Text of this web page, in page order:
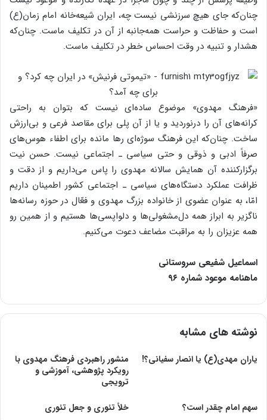
چنان‌که جای هیچ سرزنشی نیست چه، ایران شیعه‌خانه امام زمان(ع)
است و حفاظت و حراست همه‌جانبه از آن در تکلیف ماست. چنان‌که
هشدار و تنبیه در وقت احساس خطر در تکلیف ماست.
«فرهنگ مهدوی» موضوع ساده‌ای نیست که بتوان به راحتی
کرانه‌های آن را درنوردید و یا از آن پلی برای مقاصد فرعی و بی‌ارزش
ساخت. چنان‌که این فرهنگ سوژه‌ای رها مانده برای اطفاء هوس‌های
صرفاً ادبی و ذوقی و حتی سیاسی ـ اجتماعی نیست. حسن نیت
برگزارکننده آن همایش سالانه مهدوی را پاس می‌داریم و از دقت و
ظرافت عملکرد دستگاه‌های سیاسی ـ اجتماعی کشور اطمینان داریم
امّا، به عنوان عضوی از خانواده بزرگ مهدوی و فعّال در حوزه رسانه‌ها
ناگزیر به ابراز همه دل‌مشغولی‌ها و دلواپسی‌ها هستیم و از همین رو
همه عزیزان را به مراقبت مضاعف دعوت می‌کنیم.
اسماعیل شفیعی سروستانی
ماهنامه موعود شماره ۹۶
نوشته های مشابه
یاران مهدی(ع) یا انصار سفیانی؟!
منشور راهبردی فرهنگ مهدوی با
رویکرد پژوهشی، آموزشی و
ترویجی
سهم امام چقدر است؟
خلأ تئوری و جعل تئوری